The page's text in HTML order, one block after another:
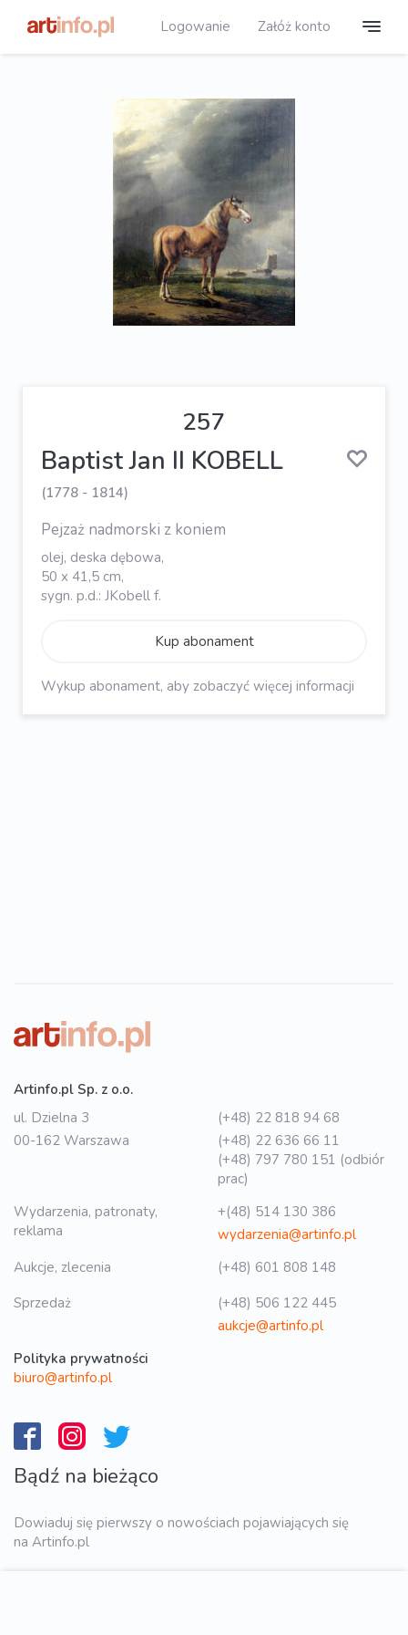
Logowanie Załóż konto
257
Baptist Jan II KOBELL
(1778 - 1814)
Pejzaż nadmorski z koniem
olej, deska dębowa,
50 x 41,5 cm,
sygn. p.d.: JKobell f.
Kup abonament
Wykup abonament, aby zobaczyć więcej informacji
Artinfo.pl Sp. z o.o.
ul. Dzielna 3
00-162 Warszawa
(+48) 22 818 94 68
(+48) 22 636 66 11
(+48) 797 780 151 (odbiór
prac)
Wydarzenia, patronaty,
reklama
+(48) 514 130 386
wydarzenia@artinfo.pl
Aukcje, zlecenia
(+48) 601 808 148
Sprzedaż
(+48) 506 122 445
aukcje@artinfo.pl
Polityka prywatności
biuro@artinfo.pl
Bądź na bieżąco
Dowiaduj się pierwszy o nowościach pojawiających się
na Artinfo.pl